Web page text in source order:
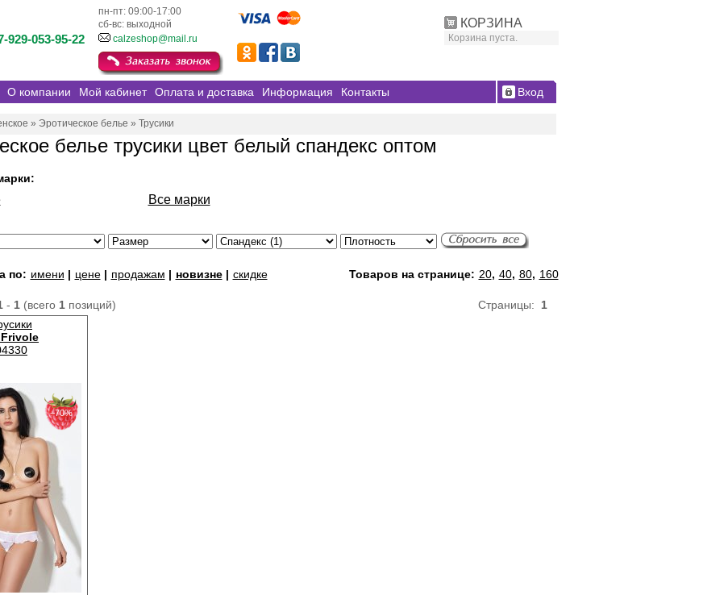
КОРЗИНА
Корзина пуста.
пн-пт: 09:00-17:00
сб-вс: выходной
929-053-95-22 calzeshop@mail.ru
О компании Мой кабинет Оплата и доставка Информация Контакты Вход
» Эротическое белье » Трусики
белье трусики цвет белый спандекс оптом
Все марки
по: имени | цене| продажам | новизне| скидке Товаров на странице: 20, 40, 80, 160
Страницы: 1
- 1(всего 1позиций)
−70%